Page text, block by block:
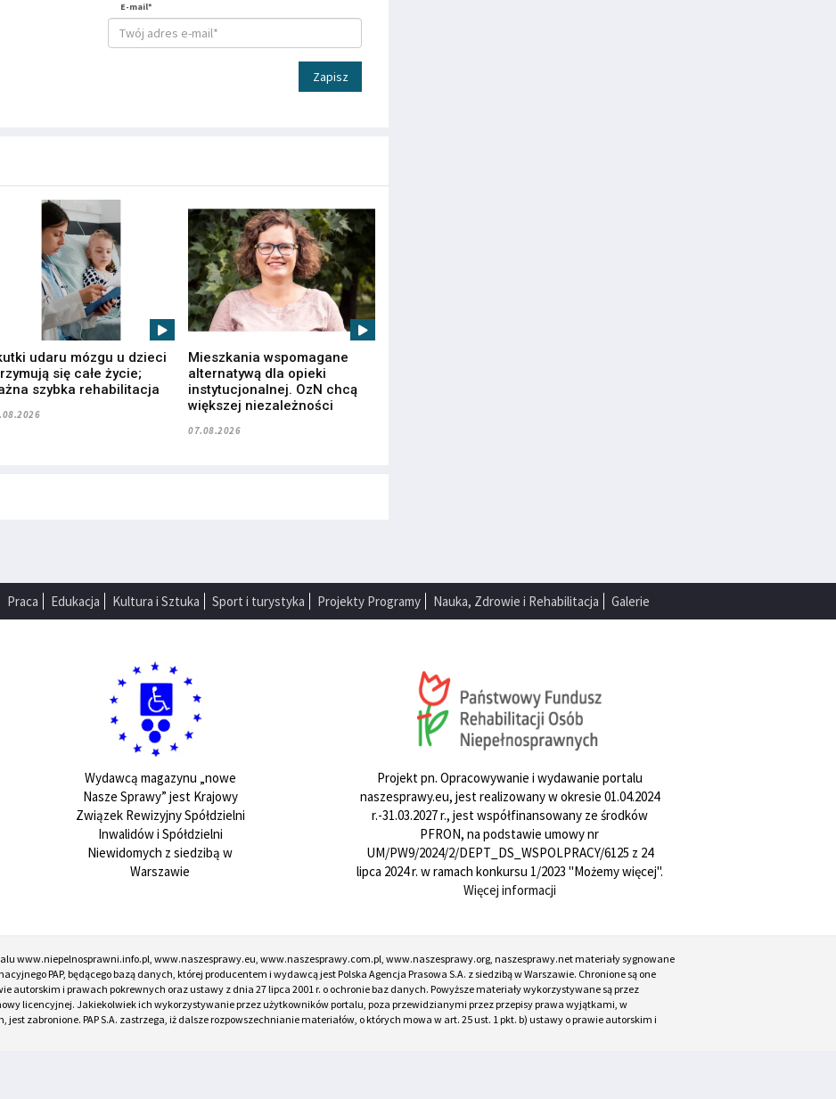
E-mail*
Zapisz
udaru mózgu u dzieci
się całe życie;
szybka rehabilitacja
Mieszkania wspomagane
alternatywą dla opieki
instytucjonalnej. OzN chcą
większej niezależności
07.08.2026
Praca Edukacja Kultura i Sztuka Sport i turystyka Projekty Programy Nauka, Zdrowie i Rehabilitacja Galerie
Wydawcą magazynu „nowe
Nasze Sprawy” jest Krajowy
Związek Rewizyjny Spółdzielni
Inwalidów i Spółdzielni
Niewidomych z siedzibą w
Warszawie
Projekt pn. Opracowywanie i wydawanie portalu
naszesprawy.eu, jest realizowany w okresie 01.04.2024
r.-31.03.2027 r., jest współfinansowany ze środków
PFRON, na podstawie umowy nr
UM/PW9/2024/2/DEPT_DS_WSPOLPRACY/6125 z 24
lipca 2024 r. w ramach konkursu 1/2023 "Możemy więcej".
Więcej informacji
www.niepelnosprawni.info.pl, www.naszesprawy.eu, www.naszesprawy.com.pl, www.naszesprawy.org, naszesprawy.net materiały sygnowane
PAP, będącego bazą danych, której producentem i wydawcą jest Polska Agencja Prasowa S.A. z siedzibą w Warszawie. Chronione są one
autorskim i prawach pokrewnych oraz ustawy z dnia 27 lipca 2001 r. o ochronie baz danych. Powyższe materiały wykorzystywane są przez
licencyjnej. Jakiekolwiek ich wykorzystywanie przez użytkowników portalu, poza przewidzianymi przez przepisy prawa wyjątkami, w
zabronione. PAP S.A. zastrzega, iż dalsze rozpowszechnianie materiałów, o których mowa w art. 25 ust. 1 pkt. b) ustawy o prawie autorskim i